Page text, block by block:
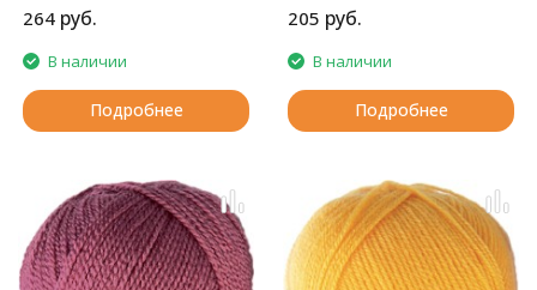
264 руб.
В наличии
Подробнее
205 руб.
В наличии
Подробнее